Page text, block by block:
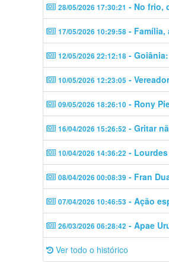
28/05/2026 17:30:21 - No frio,
17/05/2026 10:29:58 - Família,
12/05/2026 22:12:18 -
10/05/2026 12:23:05 -
09/05/2026 18:26:10 - Rony
16/04/2026 15:26:52 - Gritar
10/04/2026 14:36:22 -
08/04/2026 00:08:39 - Fran
07/04/2026 10:46:53 - Ação
26/03/2026 06:28:42 - Apae
Ver todo o histórico